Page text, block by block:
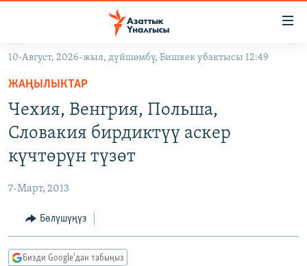
Навигацияга
өтүңүз
Издөөгө
салыңыз
МАДАНИЯТ
ТВ ПРОГРАММАЛАР
БҮГҮН АЗАТТЫКТА
ПОДКАСТ
10-Август, 2026-жыл, дүйшөмбү, Бишкек убактысы 12:49
ЖАҢЫЛЫКТАР
Чехия, Венгрия, Польша,
Словакия бирдиктүү аскер
күчтөрүн түзөт
7-Март, 2013
Бөлүшүңүз
Бизди Google'дан табыңыз